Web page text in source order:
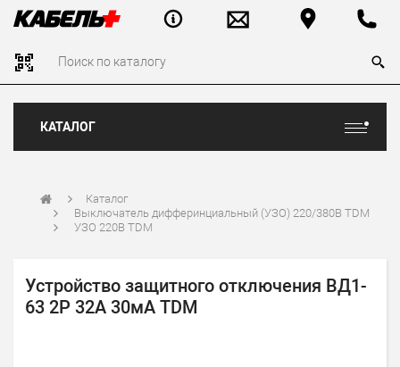
КАТАЛОГ
Каталог
Выключатель дифферинциальный (УЗО) 220/380В TDM
УЗО 220В TDM
Устройство защитного отключения ВД1-
63 2Р 32А 30мА TDM